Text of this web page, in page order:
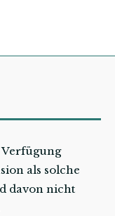
als solche
davon nicht